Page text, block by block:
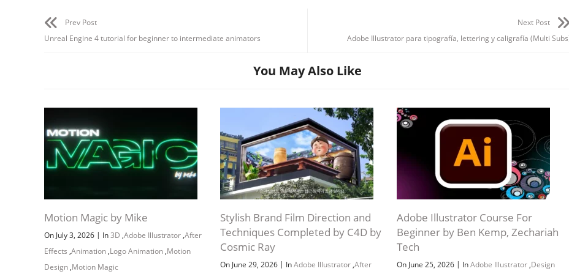
Prev Post
Unreal Engine 4 tutorial for beginner to intermediate animators
Next Post
Adobe Illustrator para tipografía, lettering y caligrafía (Multi
You May Also Like
Motion Magic by Mike
On July 3, 2026 | In3D ,Adobe Illustrator ,After
Effects ,Animation ,Logo Animation ,Motion
Design ,Motion Magic
Stylish Brand Film Direction and
Techniques Completed by C4D by
Cosmic Ray
On June 29, 2026 | InAdobe Illustrator ,After
Adobe Illustrator Course For
Beginner by Ben Kemp, Zechariah
Tech
On June 25, 2026 | InAdobe Illustrator,Design